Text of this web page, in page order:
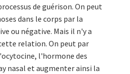
de guérison. On peut
dans le corps par la
ou négative. Mais il n'y a
relation. On peut par
l'hormone des
nasal et augmenter ainsi la